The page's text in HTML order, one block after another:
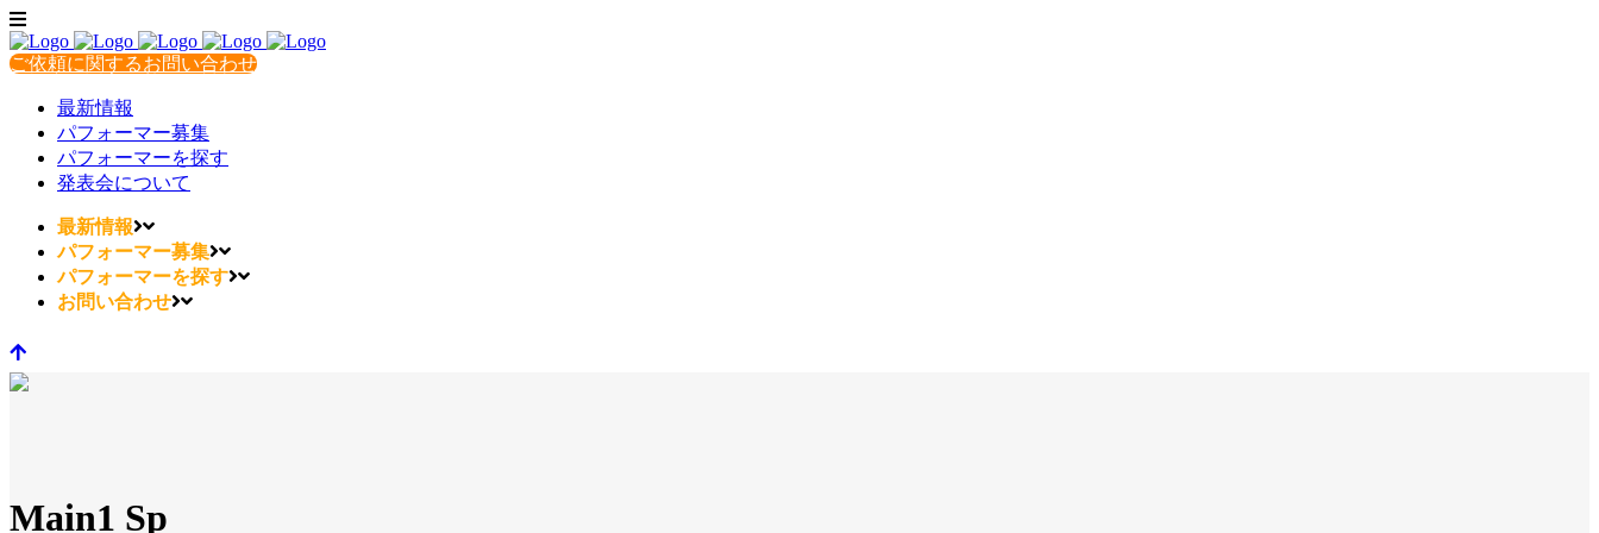
ご依頼に関するお問い合わせ
最新情報
パフォーマー募集
パフォーマーを探す
発表会について
最新情報
パフォーマー募集
パフォーマーを探す
お問い合わせ
Main1 Sp